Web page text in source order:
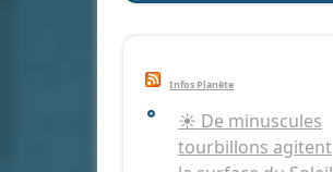
Infos Planète
☀️ De minuscules
tourbillons agitent